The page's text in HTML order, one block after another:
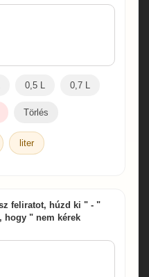
0,5 L 0,7 L
Törlés
liter
feliratot, húzd ki " - "
hogy " nem kérek